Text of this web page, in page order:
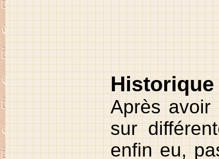
Historique
Après avoir
sur
enfin eu,